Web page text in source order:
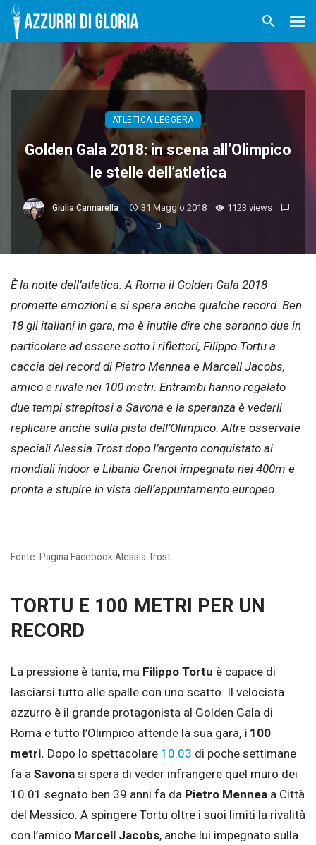
ATLETICA LEGGERA
Golden Gala 2018: in scena all’Olimpico
le stelle dell’atletica
Giulia Cannarella 31 Maggio 2018
1123 views
0
È la notte dell’atletica. A Roma il Golden Gala 2018
promette emozioni e si spera anche qualche record. Ben
18 gli italiani in gara, ma è inutile dire che saranno due in
particolare ad essere sotto i riflettori, Filippo Tortu a
caccia del record di Pietro Mennea e Marcell Jacobs,
amico e rivale nei 100 metri. Entrambi hanno regalato
due tempi strepitosi a Savona e la speranza è vederli
replicare anche sulla pista dell’Olimpico. Altre osservate
speciali Alessia Trost dopo l’argento conquistato ai
mondiali indoor e Libania Grenot impegnata nei 400m e
pronta a stupire in vista dell’appuntamento europeo.
Fonte: Pagina Facebook Alessia Trost
TORTU E 100 METRI PER UN
RECORD
La pressione è tanta, ma Filippo Tortu è capace di
lasciarsi tutto alle spalle con uno scatto. Il velocista
azzurro è il grande protagonista al Golden Gala di
Roma e tutto l’Olimpico attende la sua gara, i 100
metri. Dopo lo spettacolare 10.03 di poche settimane
fa a Savona si spera di veder infrangere quel muro dei
10.01 segnato ben 39 anni fa da Pietro Mennea a Città
del Messico. A spingere Tortu oltre i suoi limiti la rivalità
con l’amico Marcell Jacobs, anche lui impegnato sulla